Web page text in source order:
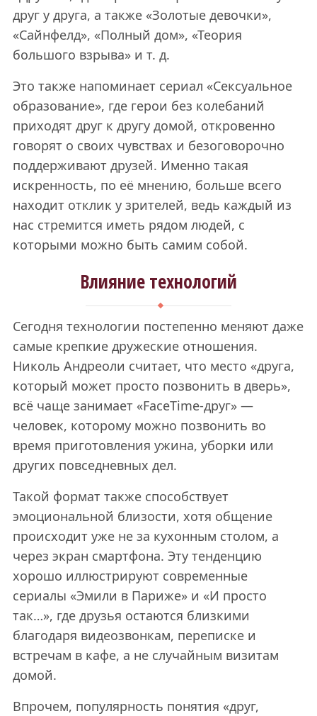
друг у друга, а также «Золотые девочки»,
«Сайнфелд», «Полный дом», «Теория
большого взрыва» и т. д.
Это также напоминает сериал «Сексуальное
образование», где герои без колебаний
приходят друг к другу домой, откровенно
говорят о своих чувствах и безоговорочно
поддерживают друзей. Именно такая
искренность, по её мнению, больше всего
находит отклик у зрителей, ведь каждый из
нас стремится иметь рядом людей, с
которыми можно быть самим собой.
Влияние технологий
Сегодня технологии постепенно меняют даже
самые крепкие дружеские отношения.
Николь Андреоли считает, что место «друга,
который может просто позвонить в дверь»,
всё чаще занимает «FaceTime-друг» —
человек, которому можно позвонить во
время приготовления ужина, уборки или
других повседневных дел.
Такой формат также способствует
эмоциональной близости, хотя общение
происходит уже не за кухонным столом, а
через экран смартфона. Эту тенденцию
хорошо иллюстрируют современные
сериалы «Эмили в Париже» и «И просто
так…», где друзья остаются близкими
благодаря видеозвонкам, переписке и
встречам в кафе, а не случайным визитам
домой.
Впрочем, популярность понятия «друг,